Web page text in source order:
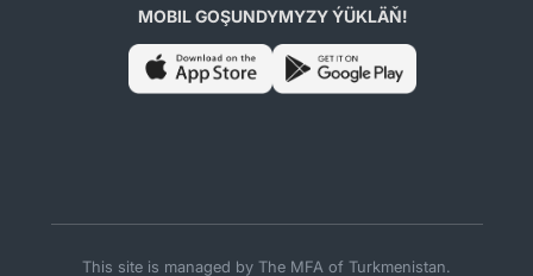
MOBIL GOŞUNDYMYZY ÝÜKLÄŇ!
This site is managed by The MFA of Turkmenistan.